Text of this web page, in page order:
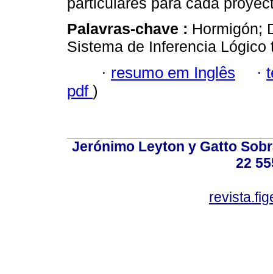
Palavras-chave : Hormigón;
Sistema de Inferencia Lógico
· resumo em Inglês ·
pdf )
Jerónimo Leyton y Gatto
22